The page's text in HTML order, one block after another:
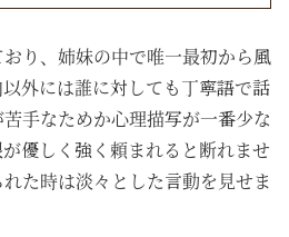
おり、姉妹の中で唯一最初から風
外には誰に対しても丁寧語で話
手なためか心理描写が一番少な
優しく強く頼まれると断れませ
た時は淡々とした言動を見せま